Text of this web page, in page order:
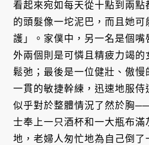
看起來宛如每天從十點到兩
的頭髮像一坨泥巴，而且她
護」。家僕中，另一名是個嘴
外兩個則是可憐且精疲力竭的
鬆弛；最後是一位健壯、傲慢
一貫的敏捷幹練，迅速地服
似乎對於整體情況了然於胸
士奉上一只酒杯和一大瓶布滿
地，老婦人匆忙地為自己倒